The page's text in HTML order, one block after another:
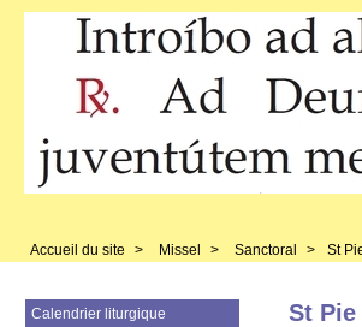
Accueil du site > Missel > Sanctoral > St
St
Calendrier liturgique